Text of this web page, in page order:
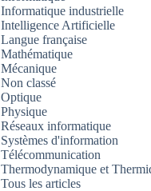
Informatique industrielle
Intelligence Artificielle
Langue française
Mathématique
Mécanique
Non classé
Optique
Physique
Réseaux informatique
Systèmes d'information
Télécommunication
Thermodynamique et
Tous les articles